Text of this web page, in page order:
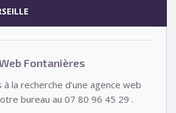
pour 29€
Fontanières
la recherche d’une agence web
bureau au 07 80 96 45 29 .